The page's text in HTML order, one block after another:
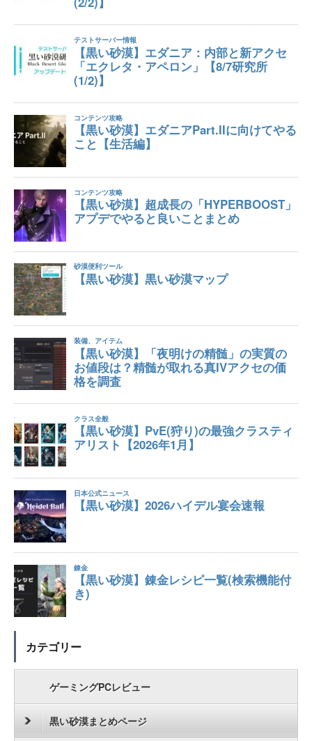
カテゴリー
ゲーミングPCレビュー
黒い砂漠まとめページ